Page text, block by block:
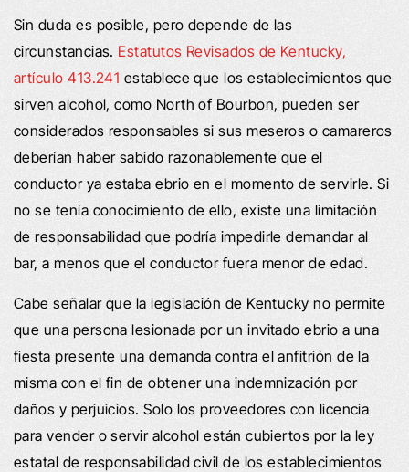
Sin duda es posible, pero depende de las
circunstancias. Estatutos Revisados de Kentucky,
artículo 413.241 establece que los establecimientos que
sirven alcohol, como North of Bourbon, pueden ser
considerados responsables si sus meseros o camareros
deberían haber sabido razonablemente que el
conductor ya estaba ebrio en el momento de servirle. Si
no se tenía conocimiento de ello, existe una limitación
de responsabilidad que podría impedirle demandar al
bar, a menos que el conductor fuera menor de edad.
Cabe señalar que la legislación de Kentucky no permite
que una persona lesionada por un invitado ebrio a una
fiesta presente una demanda contra el anfitrión de la
misma con el fin de obtener una indemnización por
daños y perjuicios. Solo los proveedores con licencia
para vender o servir alcohol están cubiertos por la ley
estatal de responsabilidad civil de los establecimientos